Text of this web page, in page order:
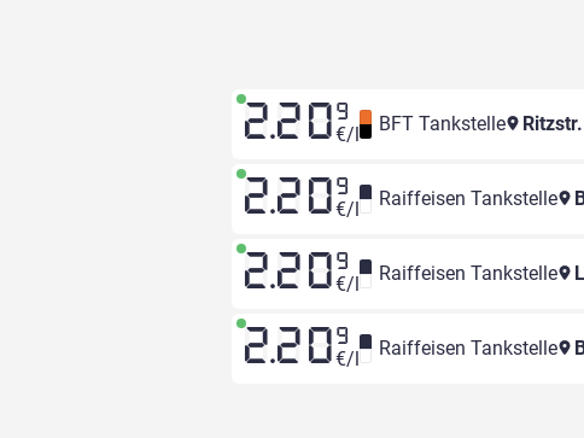
2.20 9
€/l BFT Tankstelle Ritzstr.
2.20 9
€/l Raiffeisen Tankstelle
2.20 9
€/l Raiffeisen Tankstelle
2.20 9
€/l Raiffeisen Tankstelle